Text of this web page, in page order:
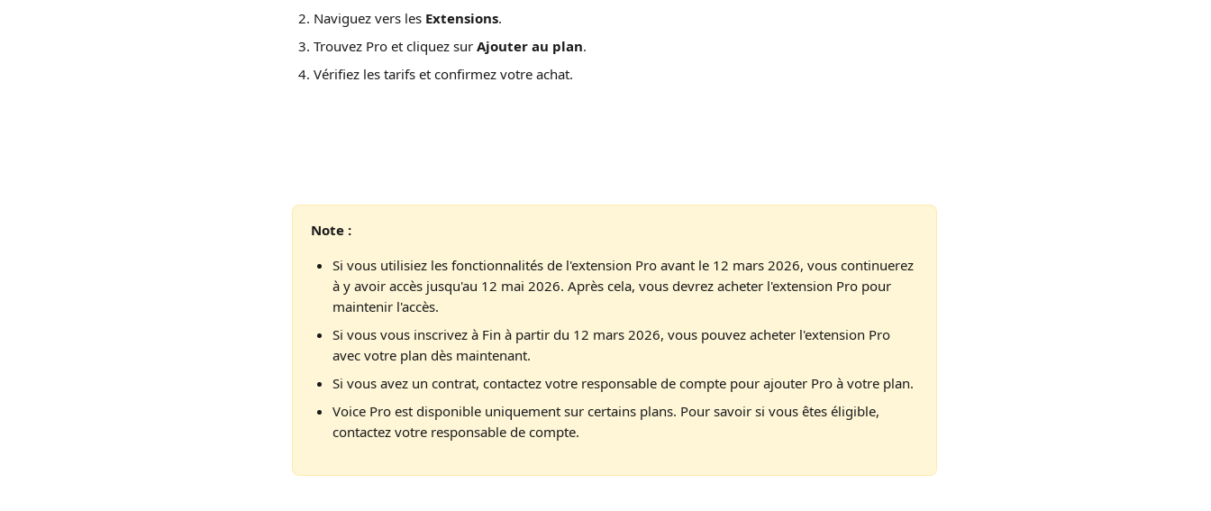
Naviguez vers les Extensions.
Trouvez Pro et cliquez sur Ajouter au plan.
Vérifiez les tarifs et confirmez votre achat.
Note :
Si vous utilisiez les fonctionnalités de l'extension Pro avant le 12 mars 2026, vous continuerez
à y avoir accès jusqu'au 12 mai 2026. Après cela, vous devrez acheter l'extension Pro pour
maintenir l'accès.
Si vous vous inscrivez à Fin à partir du 12 mars 2026, vous pouvez acheter l'extension Pro
avec votre plan dès maintenant.
Si vous avez un contrat, contactez votre responsable de compte pour ajouter Pro à votre plan.
Voice Pro est disponible uniquement sur certains plans. Pour savoir si vous êtes éligible,
contactez votre responsable de compte.